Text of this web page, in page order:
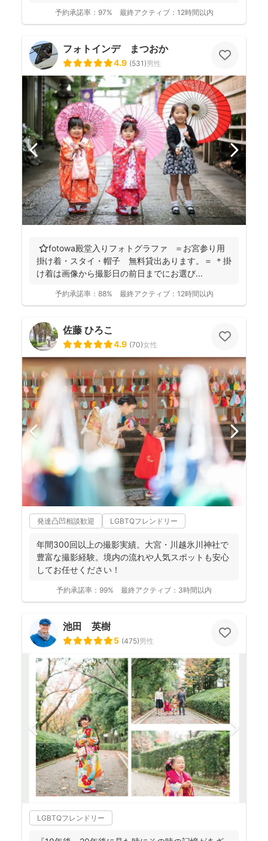
予約承諾率： 97% 最終アクティブ： 12時間以内
フォトインデ まつおか
4.9 (531)男性
⭐️fotowa殿堂入りフォトグラファ ＝お宮参り用
掛け着・スタイ・帽子 無料貸出あります。＝ ＊掛
け着は画像から撮影日の前日までにお選び...
予約承諾率： 88% 最終アクティブ： 12時間以内
佐藤 ひろこ
4.9 (70)女性
発達凸凹相談歓迎 LGBTQフレンドリー
年間300回以上の撮影実績。大宮・川越氷川神社で
豊富な撮影経験。境内の流れや人気スポットも安心
してお任せください！
予約承諾率： 99% 最終アクティブ： 3時間以内
池田 英樹
5 (475)男性
LGBTQフレンドリー